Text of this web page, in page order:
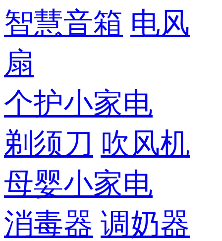
智慧音箱 电风
扇
个护小家电
剃须刀 吹风机
母婴小家电
消毒器 调奶器